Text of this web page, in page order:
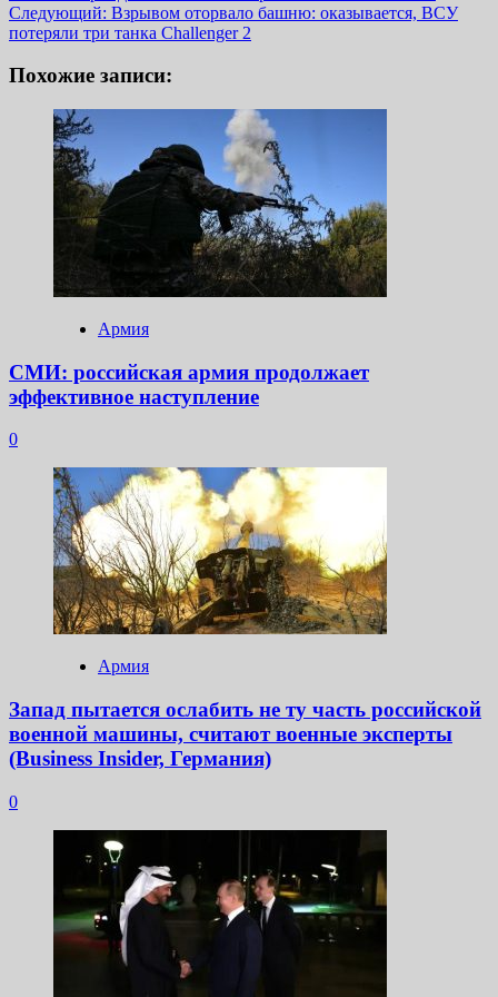
записи
Следующий: Взрывом оторвало башню: оказывается, ВСУ
потеряли три танка Challenger 2
Похожие записи:
Армия
СМИ: российская армия продолжает
эффективное наступление
0
Армия
Запад пытается ослабить не ту часть российской
военной машины, считают военные эксперты
(Business Insider, Германия)
0